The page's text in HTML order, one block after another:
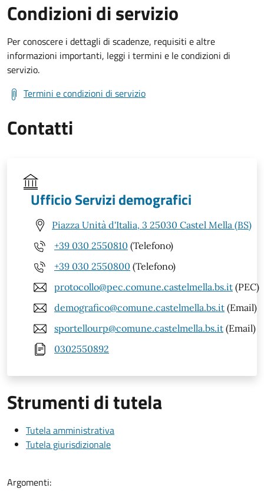
Condizioni di servizio
Per conoscere i dettagli di scadenze, requisiti e altre
informazioni importanti, leggi i termini e le condizioni di
servizio.
Termini e condizioni di servizio
Contatti
Ufficio Servizi demografici
Piazza Unità d'Italia, 3 25030 Castel Mella (BS)
+39 030 2550810 (Telefono)
+39 030 2550800 (Telefono)
protocollo@pec.comune.castelmella.bs.it (PEC)
demografico@comune.castelmella.bs.it (Email)
sportellourp@comune.castelmella.bs.it (Email)
0302550892
Strumenti di tutela
Tutela amministrativa
Tutela giurisdizionale
Argomenti: